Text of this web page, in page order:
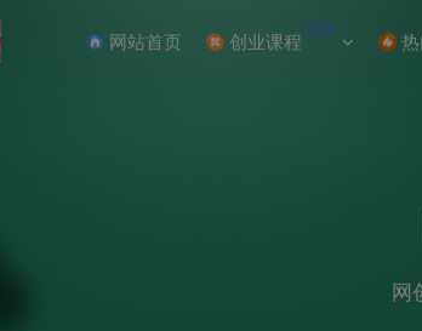
网站首页 创业课程 NEW
网